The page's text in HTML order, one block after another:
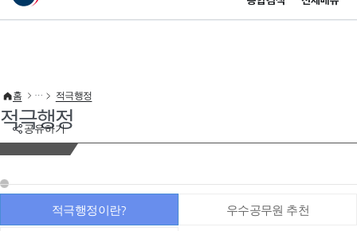
이 누리집은 대한민국 공식 전자정부 누리집입니다.
공유하기
홈 적극행정
적극행정
적극행정이란? 우수공무원 추천